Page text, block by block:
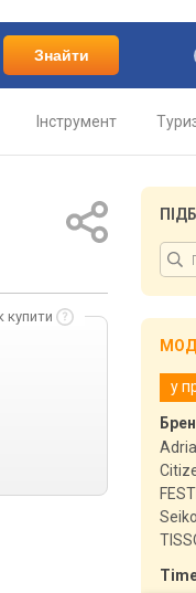
Знайти
Інструмент
купити
у
Seiko